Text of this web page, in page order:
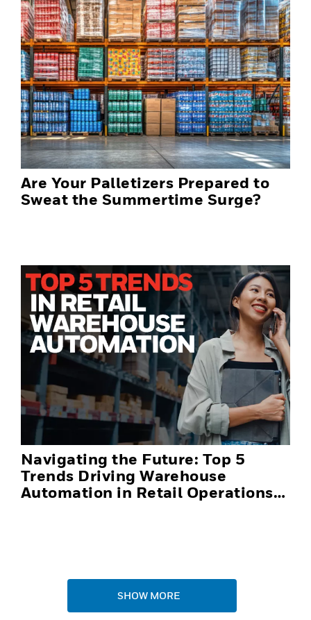
Are Your Palletizers Prepared to
Sweat the Summertime Surge?
Navigating the Future: Top 5
Trends Driving Warehouse
Automation in Retail Operations
SHOW MORE